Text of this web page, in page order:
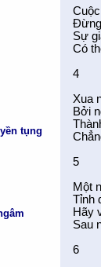
tụng
Sự
Có
4
Xua
Bởi
5
Một
Tỉnh
Hãy
Sau
6